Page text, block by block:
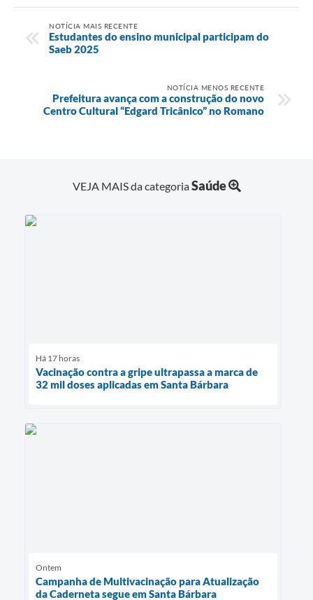
NOTÍCIA MAIS RECENTE
Estudantes do ensino municipal participam do
Saeb 2025
NOTÍCIA MENOS RECENTE
Prefeitura avança com a construção do novo
Centro Cultural “Edgard Tricânico” no Romano
VEJA MAIS da categoriaSaúde
Há 17 horas
Vacinação contra a gripe ultrapassa a marca de
32 mil doses aplicadas em Santa Bárbara
Ontem
Campanha de Multivacinação para Atualização
da Caderneta segue em Santa Bárbara